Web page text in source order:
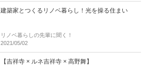
建築家とつくるリノベ暮らし！光を操る住まい
リノベ暮らしの先輩に聞く！
2021/05/02
【吉祥寺 × ルネ吉祥寺 × 高野舞】